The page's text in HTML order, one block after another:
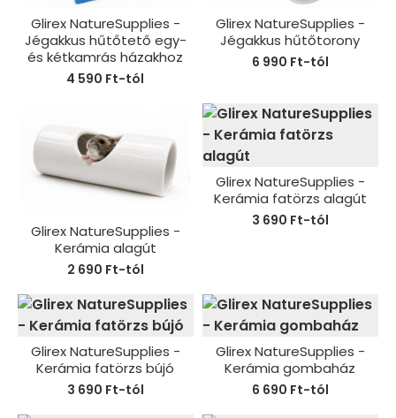
Glirex NatureSupplies -
Jégakkus hűtőtető egy-
és kétkamrás házakhoz
4 590 Ft-tól
Glirex NatureSupplies -
Jégakkus hűtőtorony
6 990 Ft-tól
Glirex NatureSupplies -
Kerámia alagút
2 690 Ft-tól
Glirex NatureSupplies -
Kerámia fatörzs alagút
3 690 Ft-tól
Glirex NatureSupplies -
Kerámia fatörzs bújó
3 690 Ft-tól
Glirex NatureSupplies -
Kerámia gombaház
6 690 Ft-tól